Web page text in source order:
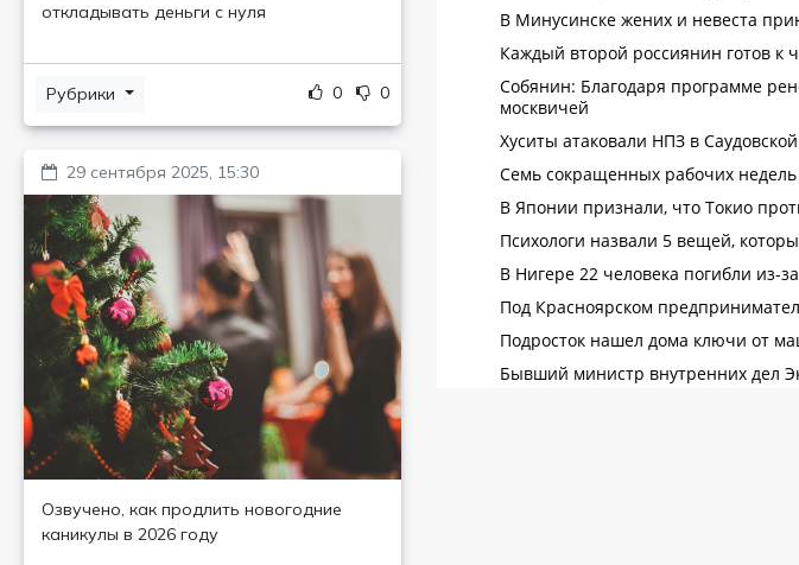
откладывать деньги с нуля
Рубрики 0 0
29 сентября 2025, 15:30
Озвучено, как продлить новогодние
каникулы в 2026 году